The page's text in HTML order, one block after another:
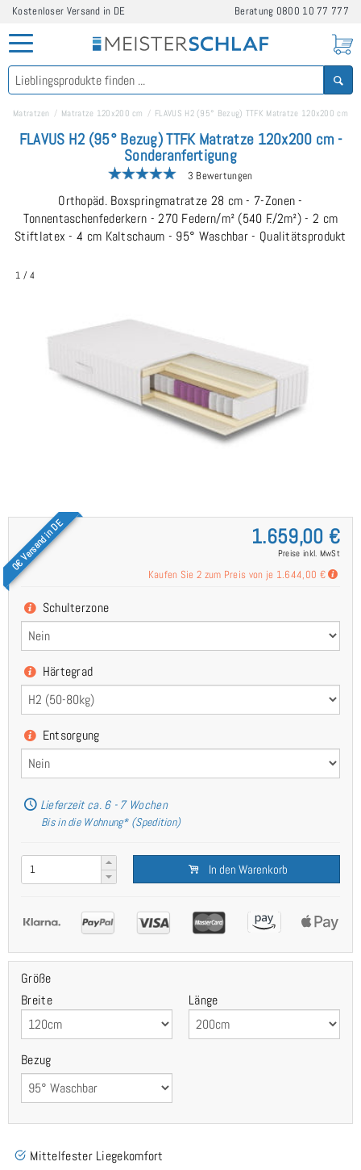
Kostenloser Versand in DE Beratung 0800 10 77 777
Matratzen Matratze 120x200 cm FLAVUS H2 (95° Bezug) TTFK Matratze 120x200 cm
FLAVUS H2 (95° Bezug) TTFK Matratze 120x200 cm -
Sonderanfertigung
3 Bewertungen
Orthopäd. Boxspringmatratze 28 cm - 7-Zonen -
Tonnentaschenfederkern - 270 Federn/m² (540 F./2m²) - 2 cm
Stiftlatex - 4 cm Kaltschaum - 95° Waschbar - Qualitätsprodukt
1 /4
0€ Versand in DE 1.659,00 €
Preise inkl. MwSt
Kaufen Sie 2 zum Preis von je 1.644,00 €
Schulterzone
Härtegrad
Entsorgung
Lieferzeit ca. 6 - 7 Wochen
Bis in die Wohnung* (Spedition)
In den Warenkorb
Größe
Breite
Länge
Bezug
Mittelfester Liegekomfort